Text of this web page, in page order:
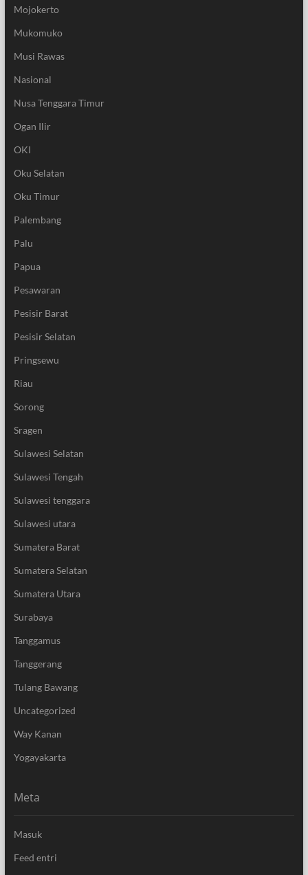
Mojokerto
Mukomuko
Musi Rawas
Nasional
Nusa Tenggara Timur
Ogan Ilir
OKI
Oku Selatan
Oku Timur
Palembang
Palu
Papua
Pesawaran
Pesisir Barat
Pesisir Selatan
Pringsewu
Riau
Sorong
Sragen
Sulawesi Selatan
Sulawesi Tengah
Sulawesi tenggara
Sulawesi utara
Sumatera Barat
Sumatera Selatan
Sumatera Utara
Surabaya
Tanggamus
Tanggerang
Tulang Bawang
Uncategorized
Way Kanan
Yogayakarta
Meta
Masuk
Feed entri